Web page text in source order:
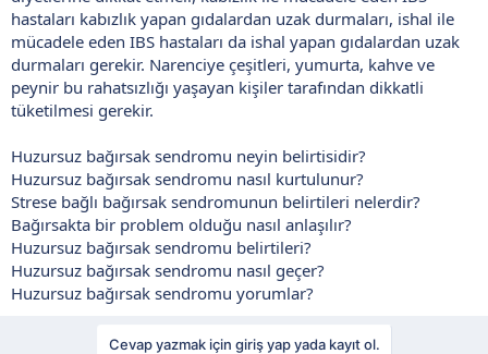
hastaları kabızlık yapan gıdalardan uzak durmaları, ishal ile
mücadele eden IBS hastaları da ishal yapan gıdalardan uzak
durmaları gerekir. Narenciye çeşitleri, yumurta, kahve ve
peynir bu rahatsızlığı yaşayan kişiler tarafından dikkatli
tüketilmesi gerekir.
Huzursuz bağırsak sendromu neyin belirtisidir?
Huzursuz bağırsak sendromu nasıl kurtulunur?
Strese bağlı bağırsak sendromunun belirtileri nelerdir?
Bağırsakta bir problem olduğu nasıl anlaşılır?
Huzursuz bağırsak sendromu belirtileri?
Huzursuz bağırsak sendromu nasıl geçer?
Huzursuz bağırsak sendromu yorumlar?
Cevap yazmak için giriş yap yada kayıt ol.